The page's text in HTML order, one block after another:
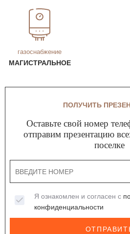
газоснабжение
МАГИСТРАЛЬНОЕ
ПОЛУЧИТЬ
Оставьте свой номер
отправим презентацию
поселке
Я ознакомлен и согласен с
конфиденциальности